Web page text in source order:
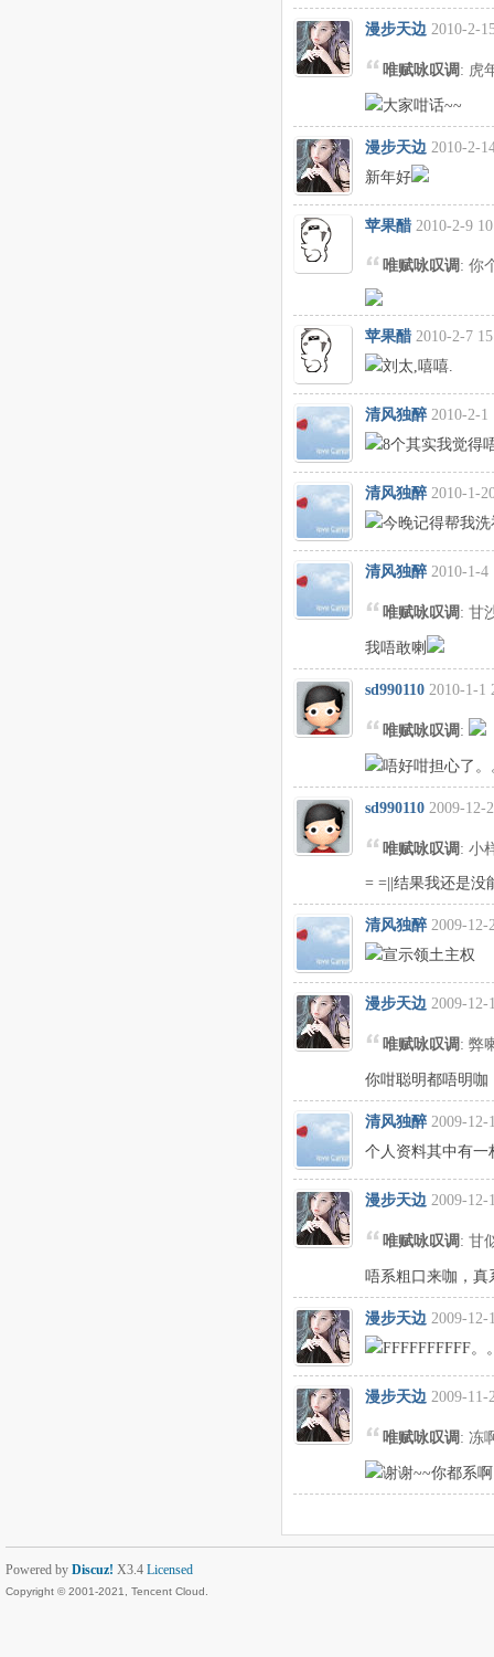
漫步天边 2010-2-
唯赋咏叹调: 虎
大家咁话~~
漫步天边 2010-2-
新年好
苹果醋 2010-2-9
唯赋咏叹调: 你
苹果醋 2010-2-7
刘太,嘻嘻.
清风独醉 2010-2-1
8个其实我觉得
清风独醉 2010-1-
今晚记得帮我洗
清风独醉 2010-1-4
唯赋咏叹调: 甘
我唔敢喇
sd990110 2010-1-1
唯赋咏叹调:
唔好咁担心了
sd990110 2009-12-
唯赋咏叹调: 小
= =||结果我还是没
清风独醉 2009-12-
宣示领土主权
漫步天边 2009-12-
唯赋咏叹调: 弊
你咁聪明都唔明咖
清风独醉 2009-12-
个人资料其中有一
漫步天边 2009-12-
唯赋咏叹调: 甘
唔系粗口来咖，真
漫步天边 2009-12-
FFFFFFFFFF
漫步天边 2009-11-
唯赋咏叹调: 冻
谢谢~~你都系
Powered by Discuz! X3.4 Licensed
Copyright © 2001-2021, Tencent Cloud.